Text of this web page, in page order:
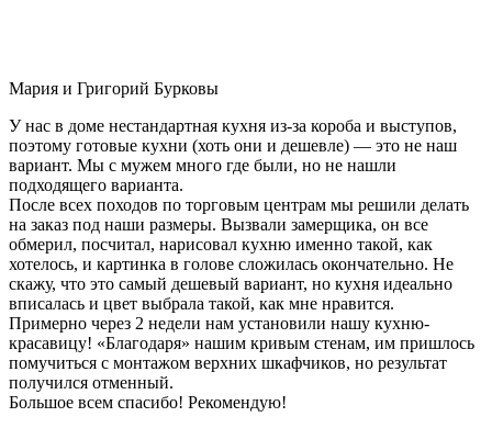
Мария и Григорий Бурковы
У нас в доме нестандартная кухня из-за короба и выступов,
поэтому готовые кухни (хоть они и дешевле) — это не наш
вариант. Мы с мужем много где были, но не нашли
подходящего варианта.
После всех походов по торговым центрам мы решили делать
на заказ под наши размеры. Вызвали замерщика, он все
обмерил, посчитал, нарисовал кухню именно такой, как
хотелось, и картинка в голове сложилась окончательно. Не
скажу, что это самый дешевый вариант, но кухня идеально
вписалась и цвет выбрала такой, как мне нравится.
Примерно через 2 недели нам установили нашу кухню-
красавицу! «Благодаря» нашим кривым стенам, им пришлось
помучиться с монтажом верхних шкафчиков, но результат
получился отменный.
Большое всем спасибо! Рекомендую!